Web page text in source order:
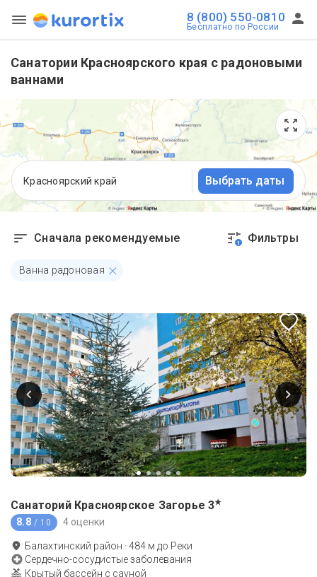
8 (800) 550-0810
Бесплатно по России
Санатории Красноярского края с радоновыми
ваннами
Красноярский край Выбрать даты
Сначала рекомендуемые 1 Фильтры
Ванна радоновая
Санаторий Красноярское Загорье 3★
8.8 / 10 4 оценки
Балахтинский район ·484 м до Реки
Сердечно-сосудистые заболевания
Крытый бассейн с сауной